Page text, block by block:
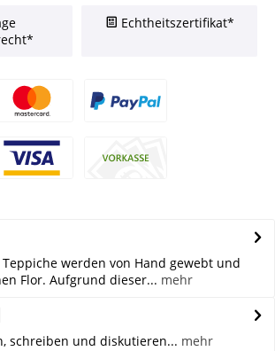
Echtheitszertifikat*
werden von Hand gewebt und
Flor. Aufgrund dieser... mehr
schreiben und diskutieren... mehr